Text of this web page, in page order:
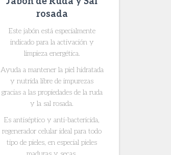
rosada
Este jabón está especialmente
indicado para la activación y
limpieza energética.
Ayuda a mantener la piel hidratada
y nutrida libre de impurezas
gracias a las propiedades de la ruda
y la sal rosada.
Es antiséptico y anti-bactericida,
regenerador celular ideal para todo
tipo de pieles, en especial pieles